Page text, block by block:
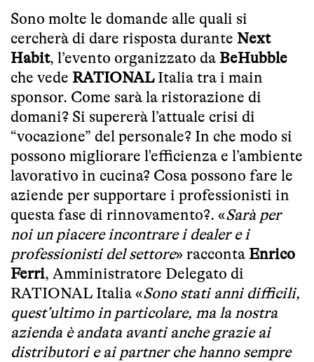
Sono molte le domande alle quali si
cercherà di dare risposta durante Next
Habit, l’evento organizzato da BeHubble
che vede RATIONALItalia tra i main
sponsor. Come sarà la ristorazione di
domani? Si supererà l’attuale crisi di
“vocazione” del personale? In che modo si
possono migliorare l'efficienza e l’ambiente
lavorativo in cucina? Cosa possono fare le
aziende per supportare i professionisti in
questa fase di rinnovamento?. «Sarà per
noi un piacere incontrare i dealer e i
professionisti del settore» racconta Enrico
Ferri, Amministratore Delegato di
RATIONAL Italia «Sono stati anni difficili,
quest’ultimo in particolare, ma la nostra
azienda è andata avanti anche grazie ai
distributori e ai partner che hanno sempre